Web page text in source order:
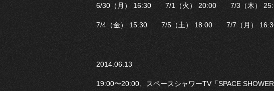
6/30（月） 16:30 7/1（火） 20:00 7/3（木）
7/4（金） 15:30 7/5（土） 18:00 7/7（月）
2014.06.13
19:00〜20:00、スペースシャワーTV「SPACE SHOWER